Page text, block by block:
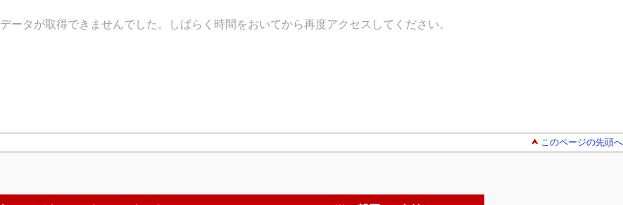
データが取得できませんでした。しばらく時間をおいてから再度アクセスしてください。
このページの先頭へ